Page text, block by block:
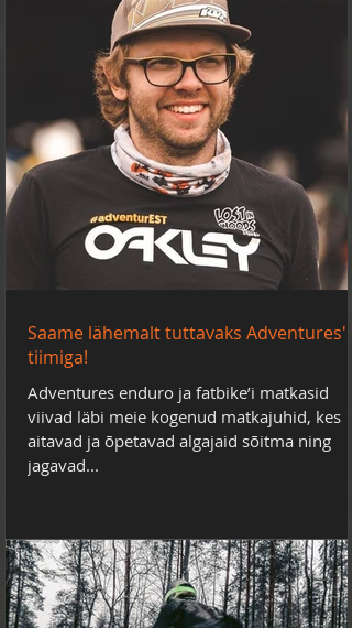
Saame lähemalt tuttavaks Adventures'i
tiimiga!
Adventures enduro ja fatbike’i matkasid
viivad läbi meie kogenud matkajuhid, kes
aitavad ja õpetavad algajaid sõitma ning
jagavad...